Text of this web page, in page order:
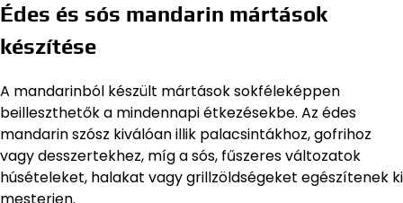
Édes és sós mandarin mártások
készítése
A mandarinból készült mártások sokféleképpen
beilleszthetők a mindennapi étkezésekbe. Az édes
mandarin szósz kiválóan illik palacsintákhoz, gofrihoz
vagy desszertekhez, míg a sós, fűszeres változatok
húsételeket, halakat vagy grillzöldségeket egészítenek ki
mesterien.